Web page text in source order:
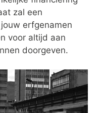
zal een
erfgenamen
voor altijd aan
doorgeven.